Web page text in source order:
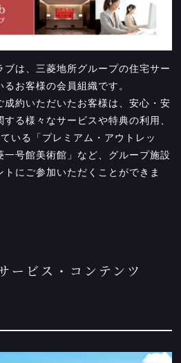
は、三菱地所グループの住宅サー
お客様の会員組織です。
成約いただいたお客様は、安心・安
る様々なサービスや特典の利用、
いる「プレミアム・アウトレッ
一号館美術館」など、グループ施設
にご参加いただくことができま
ービス・コンテンツ